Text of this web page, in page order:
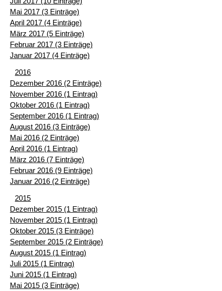
Mai 2017 (3 Einträge)
April 2017 (4 Einträge)
März 2017 (5 Einträge)
Februar 2017 (3 Einträge)
Januar 2017 (4 Einträge)
2016
Dezember 2016 (2 Einträge)
November 2016 (1 Eintrag)
Oktober 2016 (1 Eintrag)
September 2016 (1 Eintrag)
August 2016 (3 Einträge)
Mai 2016 (2 Einträge)
April 2016 (1 Eintrag)
März 2016 (7 Einträge)
Februar 2016 (9 Einträge)
Januar 2016 (2 Einträge)
2015
Dezember 2015 (1 Eintrag)
November 2015 (1 Eintrag)
Oktober 2015 (3 Einträge)
September 2015 (2 Einträge)
August 2015 (1 Eintrag)
Juli 2015 (1 Eintrag)
Juni 2015 (1 Eintrag)
Mai 2015 (3 Einträge)